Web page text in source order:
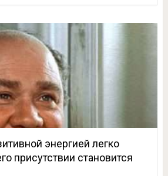
энергией легко
присутствии становится